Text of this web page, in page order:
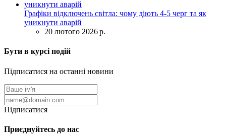
Графіки відключень світла: чому діють 4-5 черг та як
уникнути аварій
20 лютого 2026 р.
Бути в курсі подій
Підписатися на останні новини
Підписатися
Приєднуйтесь до нас